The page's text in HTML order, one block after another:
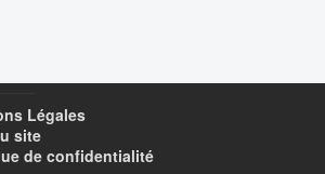
Légales
site
de confidentialité